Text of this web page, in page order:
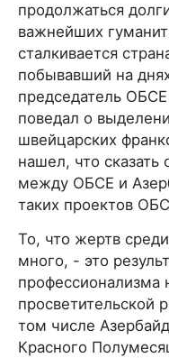
продолжаться
важнейших
сталкивается
побывавший на
председатель
поведал о
швейцарских
нашел, что сказать
между ОБСЕ и
таких проектов
То, что жертв
много, - это
профессионализма
просветительской
том числе
Красного